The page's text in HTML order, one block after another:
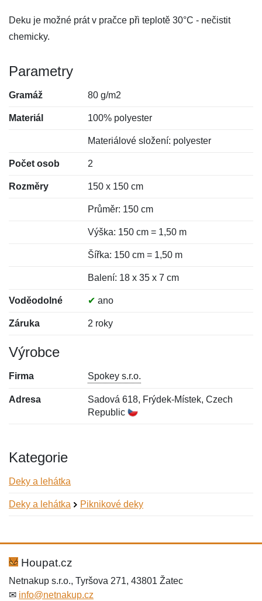
Deku je možné prát v pračce při teplotě 30°C - nečistit
chemicky.
Parametry
Gramáž 80 g/m2
Materiál 100% polyester
Materiálové složení: polyester
Počet osob 2
Rozměry 150 x 150 cm
Průměr: 150 cm
Výška: 150 cm = 1,50 m
Šířka: 150 cm = 1,50 m
Balení: 18 x 35 x 7 cm
Voděodolné ✔ ano
Záruka 2 roky
Výrobce
Firma Spokey s.r.o.
Adresa
Sadová 618, Frýdek-Místek, Czech
Republic
Kategorie
Deky a lehátka
Deky a lehátka Piknikové deky
Hodnocení:
Jméno:
Houpat.cz
Netnakup s.r.o., Tyršova 271, 43801 Žatec
✉ info@netnakup.cz